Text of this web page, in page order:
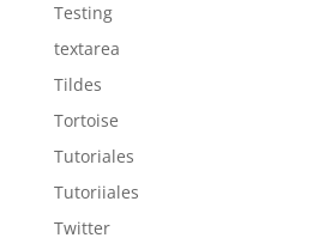
Testing
textarea
Tildes
Tortoise
Tutoriales
Tutoriiales
Twitter